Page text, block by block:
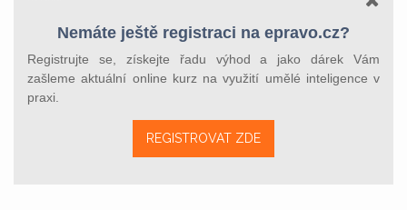
Nemáte ještě registraci na epravo.cz?
Registrujte se, získejte řadu výhod a jako dárek Vám
zašleme aktuální online kurz na využití umělé inteligence v
praxi.
REGISTROVAT ZDE